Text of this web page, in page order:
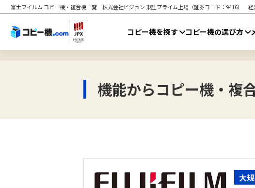
富士フイルム コピー機・複合機一覧 株式会社ビジョン 東証プライム上場（証券コード：9416）
コピー機を探す コピー機の選び方
機能からコピー機・複
大